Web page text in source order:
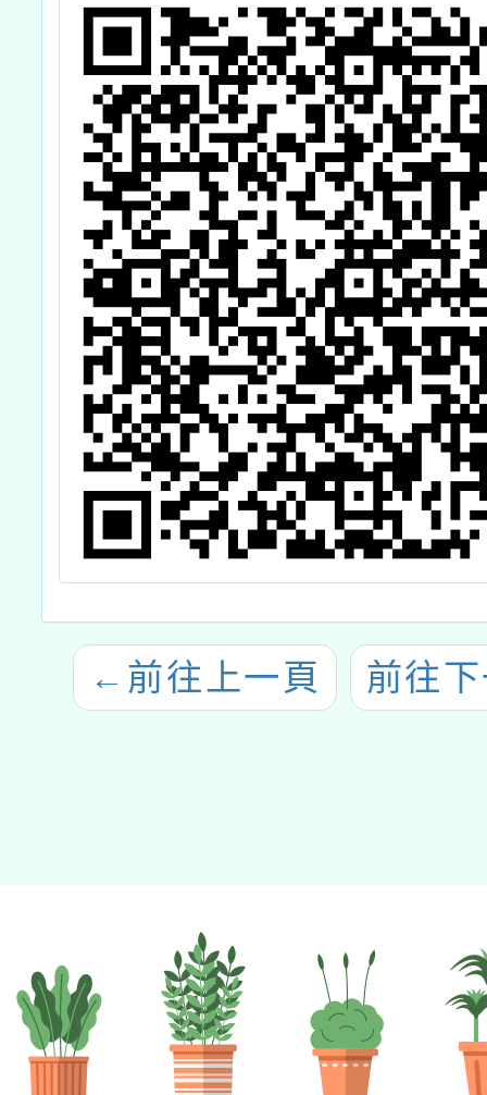
作坊
← 前往上一頁 前往